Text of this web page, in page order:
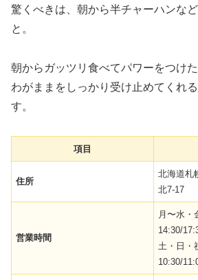
驚くべきは、朝から半チャーハンな
と。
朝からガッツリ食べてパワーをつけ
わがままをしっかり受け止めてくれ
す。
項目
住所
北海道札
北7-17
営業時間
月〜水
14:30/
土・日
10:30/